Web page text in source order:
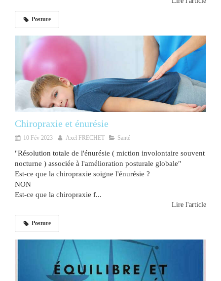
Posture
Chiropraxie et énurésie
10 Fév 2023 Axel FRECHET Santé
"Résolution totale de l'énurésie ( miction involontaire souvent
nocturne ) associée à l'amélioration posturale globale"
Est-ce que la chiropraxie soigne l'énurésie ?
NON
Est-ce que la chiropraxie f...
Lire l'article
Posture